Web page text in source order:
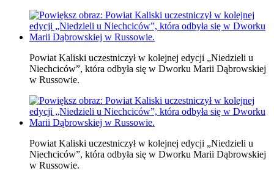
Powiat Kaliski uczestniczył w kolejnej edycji „Niedzieli u
Niechciców”, która odbyła się w Dworku Marii Dąbrowskiej
w Russowie.
Powiat Kaliski uczestniczył w kolejnej edycji „Niedzieli u
Niechciców”, która odbyła się w Dworku Marii Dąbrowskiej
w Russowie.